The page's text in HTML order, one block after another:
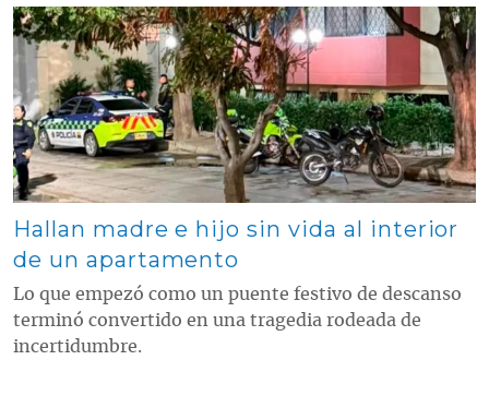
Contenido multimedia principal
Hallan madre e hijo sin vida al interior
de un apartamento
Lo que empezó como un puente festivo de descanso
terminó convertido en una tragedia rodeada de
incertidumbre.